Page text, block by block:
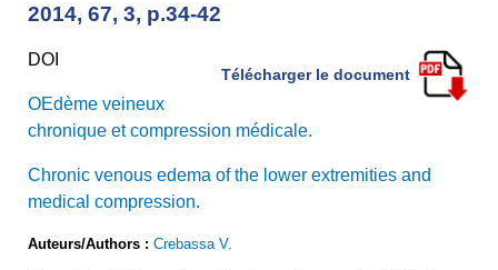
2014, 67, 3, p.34-42
DOI
Télécharger le document
OEdème veineux
chronique et compression médicale.
Chronic venous edema of the lower extremities and
medical compression.
Auteurs/Authors : Crebassa V.